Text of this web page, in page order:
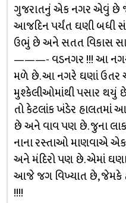
ગુજરાતનું એક નગર એવું છે
આજદિન પર્યંત ઘણી બધી
ઉભું છે અને સતત વિકાસ
———- વડનગર !!! આ
મળે છે. આ નગરે ઘણાં ઉતર
મુશ્કેલીઓમાંથી પસાર થયું
તો કેટલાંક ખંડેર હાલતમાં
છે અને વાવ પણ છે. જુના
નાના રસ્તાઓ માણવાએ
અને મંદિરો પણ છે. એમાં
આજે જગ વિખ્યાત છે, જેમકે
!!!!